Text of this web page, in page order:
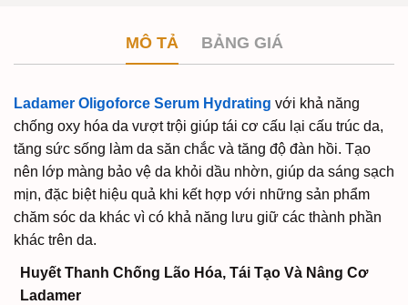
MÔ TẢ BẢNG GIÁ
Ladamer Oligoforce Serum Hydrating với khả năng
chống oxy hóa da vượt trội giúp tái cơ cấu lại cấu trúc da,
tăng sức sống làm da săn chắc và tăng độ đàn hồi. Tạo
nên lớp màng bảo vệ da khỏi dầu nhờn, giúp da sáng sạch
mịn, đặc biệt hiệu quả khi kết hợp với những sản phẩm
chăm sóc da khác vì có khả năng lưu giữ các thành phần
khác trên da.
Huyết Thanh Chống Lão Hóa, Tái Tạo Và Nâng Cơ
Ladamer